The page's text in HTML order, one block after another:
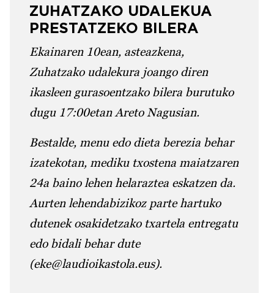
ZUHATZAKO UDALEKUA
PRESTATZEKO BILERA
Ekainaren 10ean, asteazkena,
Zuhatzako udalekura joango diren
ikasleen gurasoentzako bilera burutuko
dugu 17:00etan Areto Nagusian.
Bestalde, menu edo dieta berezia behar
izatekotan, mediku txostena maiatzaren
24a baino lehen helaraztea eskatzen da.
Aurten lehendabizikoz parte hartuko
dutenek osakidetzako txartela entregatu
edo bidali behar dute
(eke@laudioikastola.eus).